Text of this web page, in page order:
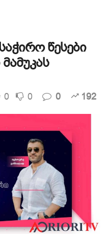
წესები
0 0 0 192